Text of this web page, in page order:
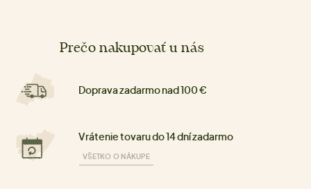
Prečo nakupovať u nás
Doprava zadarmo nad 100 €
Vrátenie tovaru do 14 dní zadarmo
VŠETKO O NÁKUPE